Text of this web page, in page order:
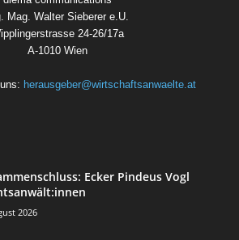
Mag. Walter Sieberer e.U.
24-26/17a
A-1010 Wien
herausgeber@wirtschaftsanwaelte.at
Ecker Pindeus Vogl
2026